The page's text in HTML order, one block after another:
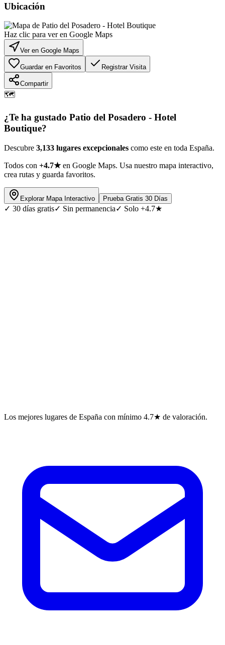
Ubicación
Haz clic para ver en Google Maps
Ver en Google Maps
Guardar en Favoritos Registrar Visita
Compartir
🗺️
¿Te ha gustado Patio del Posadero - Hotel
Boutique?
Descubre 3,133 lugares excepcionales como este en toda España.
Todos con +4.7★en Google Maps. Usa nuestro mapa interactivo,
crea rutas y guarda favoritos.
Explorar Mapa Interactivo Prueba Gratis 30 Días
✓ 30 días gratis✓ Sin permanencia✓ Solo +4.7★
Los mejores lugares de España con mínimo 4.7★ de valoración.